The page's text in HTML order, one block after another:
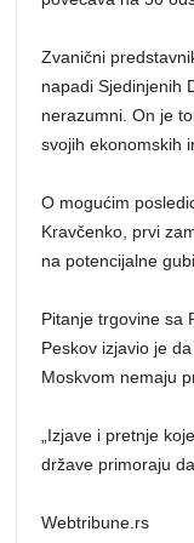
Zvanični
napadi Sjedinjenih
nerazumni. On je
svojih ekonomskih
O mogućim
Kravčenko, prvi
na potencijalne
Pitanje trgovine sa
Peskov izjavio je
Moskvom nemaju
„Izjave i pretnje
države primoraju
Webtribune.rs